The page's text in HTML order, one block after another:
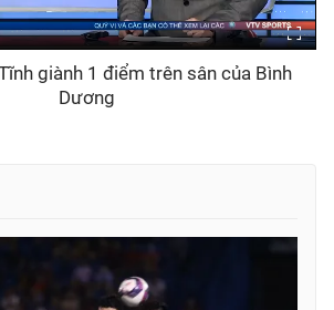
giành 1 điểm trên sân của Bình
Dương